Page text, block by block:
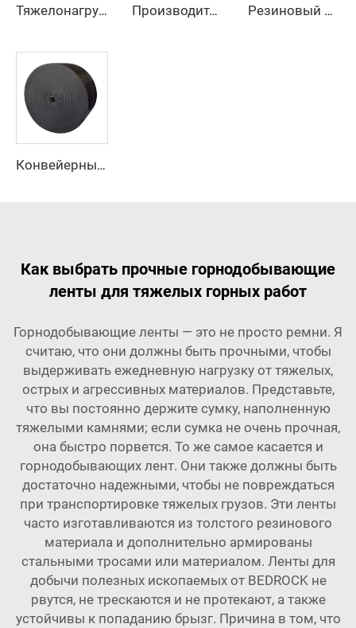
Тяжелонагруженный стальной канатный конвейерный ремень для транспортировки цемента и карьерных сыпучих материалов на большие расстояния Производитель, поставщик, тяжелый резиновый конвейерный ремень со стальным тросом для горнодобывающей промышленности Резиновый конвейерный ремень с шероховатой верхней поверхностью
Конвейерные ленты маслостойкие, разработанные производителем, с регулируемой скоростью, новинка
Как выбрать прочные горнодобывающие
ленты для тяжелых горных работ
Горнодобывающие ленты — это не просто ремни. Я
считаю, что они должны быть прочными, чтобы
выдерживать ежедневную нагрузку от тяжелых,
острых и агрессивных материалов. Представьте,
что вы постоянно держите сумку, наполненную
тяжелыми камнями; если сумка не очень прочная,
она быстро порвется. То же самое касается и
горнодобывающих лент. Они также должны быть
достаточно надежными, чтобы не повреждаться
при транспортировке тяжелых грузов. Эти ленты
часто изготавливаются из толстого резинового
материала и дополнительно армированы
стальными тросами или материалом. Ленты для
добычи полезных ископаемых от BEDROCK не
рвутся, не трескаются и не протекают, а также
устойчивы к попаданию брызг. Причина в том, что